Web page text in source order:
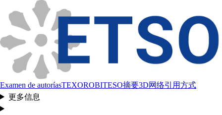
Examen de autoríasTEXOROBITESO摘要3D网络引用方式
更多信息